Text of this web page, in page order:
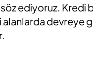
söz ediyoruz. Kredi
alanlarda devreye